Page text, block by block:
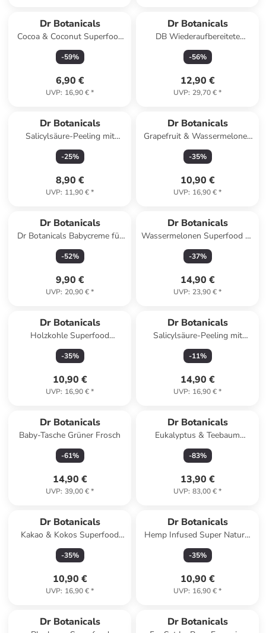
Dr Botanicals
Cocoa & Coconut Superfood
Reviving Hydrating Mask
60ml.
-59%
6,90 €
UVP: 16,90 €*
Dr Botanicals
DB Wiederaufbereitete
Bambus-Zahnbürste: Grün +
Rosa + Lila
-56%
12,90 €
UVP: 29,70 €*
Dr Botanicals
Salicylsäure-Peeling mit
Kaffee, Walnuss und Vitamin
E
-25%
8,90 €
UVP: 11,90 €*
Dr Botanicals
Grapefruit & Wassermelonen
Erfrischende Reinigung 60 ml
-35%
10,90 €
UVP: 16,90 €*
Dr Botanicals
Dr Botanicals Babycreme für
Gesicht, Hände und Körper
-52%
9,90 €
UVP: 20,90 €*
Dr Botanicals
Wassermelonen Superfood 2-
in-1 Reiniger & Make-up-
Entferner 100ml mit Säuren
-37%
14,90 €
UVP: 23,90 €*
Dr Botanicals
Holzkohle Superfood
Mattierende Gesichtsmaske
60 ml
-35%
10,90 €
UVP: 16,90 €*
Dr Botanicals
Salicylsäure-Peeling mit
Kaffee, Walnuss & Vitamin E
-11%
14,90 €
UVP: 16,90 €*
Dr Botanicals
Baby-Tasche Grüner Frosch
-61%
14,90 €
UVP: 39,00 €*
Dr Botanicals
Eukalyptus & Teebaum
Körpercreme Tag & Nacht
60ml
-83%
13,90 €
UVP: 83,00 €*
Dr Botanicals
Kakao & Kokos Superfood
Belebende
Feuchtigkeitsmaske 60 ml
-35%
10,90 €
UVP: 16,90 €*
Dr Botanicals
Hemp Infused Super Natural
Enzyme Mask 60ml
-35%
10,90 €
UVP: 16,90 €*
Dr Botanicals Dr Botanicals